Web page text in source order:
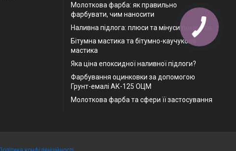
Молоткова фарба: як правильно
фарбувати, чим наносити
Наливна підлога: плюси та мінуси покриття
Бітумна мастика та бітумно-каучукова
мастика
Яка ціна епоксидної наливної підлоги?
Фарбування оцинковки за допомогою
Грунт-емалі АК-125 ОЦМ
Молоткова фарба та сфери її застосування